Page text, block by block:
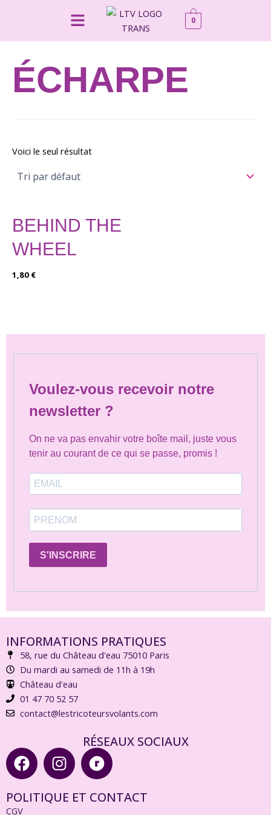
Menu 0
ÉCHARPE
Voici le seul résultat
BEHIND THE
WHEEL
1,80 €
Voulez-vous recevoir notre
newsletter ?
On ne va pas envahir votre boîte mail, juste vous
tenir au courant de ce qui se passe, promis !
S'INSCRIRE
INFORMATIONS PRATIQUES
58, rue du Château d'eau 75010 Paris
Du mardi au samedi de 11h à 19h
Château d'eau
01 47 70 52 57
contact@lestricoteursvolants.com
RÉSEAUX SOCIAUX
F
a
c
e
I
n
s
t
R
a
v
e
POLITIQUE ET CONTACT
CGV